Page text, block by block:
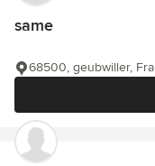
same
68500, geubwiller,